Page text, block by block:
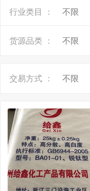
行业类目 ： 不限
货源品类 ： 不限
交易方式 ： 不限